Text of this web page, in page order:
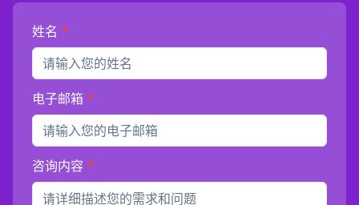
姓名 *
电子邮箱 *
咨询内容 *